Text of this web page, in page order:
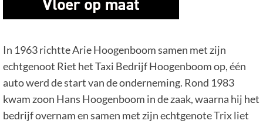
In 1963 richtte Arie Hoogenboom samen met zijn
echtgenoot Riet het Taxi Bedrijf Hoogenboom op, één
auto werd de start van de onderneming. Rond 1983
kwam zoon Hans Hoogenboom in de zaak, waarna hij het
bedrijf overnam en samen met zijn echtgenote Trix liet